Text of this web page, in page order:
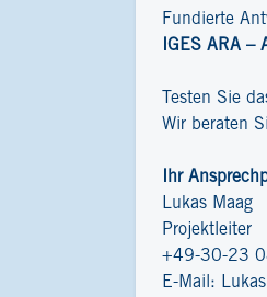
Fundierte
IGES ARA –
Testen Sie
Wir beraten
Ihr
Lukas Maag
Projektleiter
+49-30-23
E-Mail: